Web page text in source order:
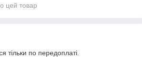
цей товар
тільки по передоплаті.